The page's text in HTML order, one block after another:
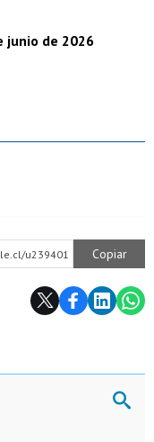
junio de 2026
u239401 Copiar